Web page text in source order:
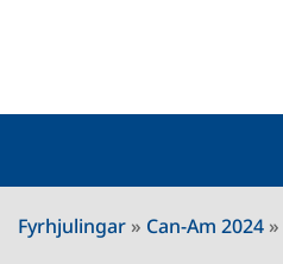
Fyrhjulingar» Can-Am 2024»